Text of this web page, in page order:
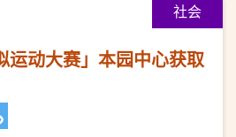
社会
运动大赛」本园中心获取